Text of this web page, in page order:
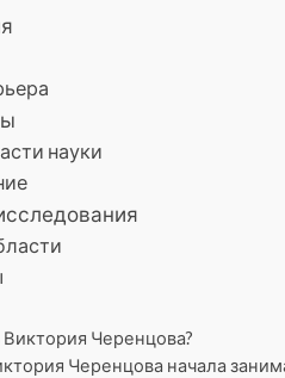
науки
Виктория Черенцова?
Черенцова начала